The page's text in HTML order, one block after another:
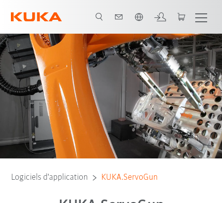
Logiciels d'application KUKA.ServoGun